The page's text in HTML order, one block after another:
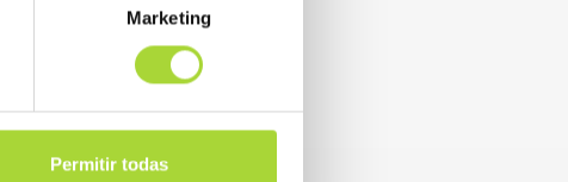
Marketing
Permitir todas